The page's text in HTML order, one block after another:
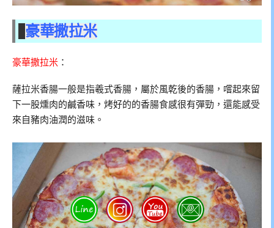
豪華撒拉米
豪華撒拉米 ：
薩拉米香腸一般是指羲式香腸，屬於風乾後的香腸，嚐起來留
下一股燻肉的鹹香味，烤好的的香腸食感很有彈勁，還能感受
來自豬肉油潤的滋味。